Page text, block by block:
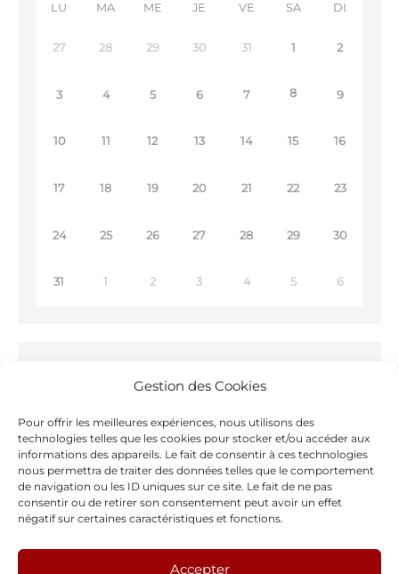
Gestion des Cookies
Pour offrir les meilleures expériences, nous utilisons des
technologies telles que les cookies pour stocker et/ou accéder aux
informations des appareils. Le fait de consentir à ces technologies
nous permettra de traiter des données telles que le comportement
de navigation ou les ID uniques sur ce site. Le fait de ne pas
consentir ou de retirer son consentement peut avoir un effet
négatif sur certaines caractéristiques et fonctions.
Accepter
LU MA ME JE VE SA DI
27 28 29 30 31 1 2
3 4 5 6 7 8 9
10 11 12 13 14 15 16
17 18 19 20 21 22 23
24 25 26 27 28 29 30
31 1 2 3 4 5 6
Ne ratez rien !
Inscrivez-vous à notreNewsletter >
Notre page Facebook